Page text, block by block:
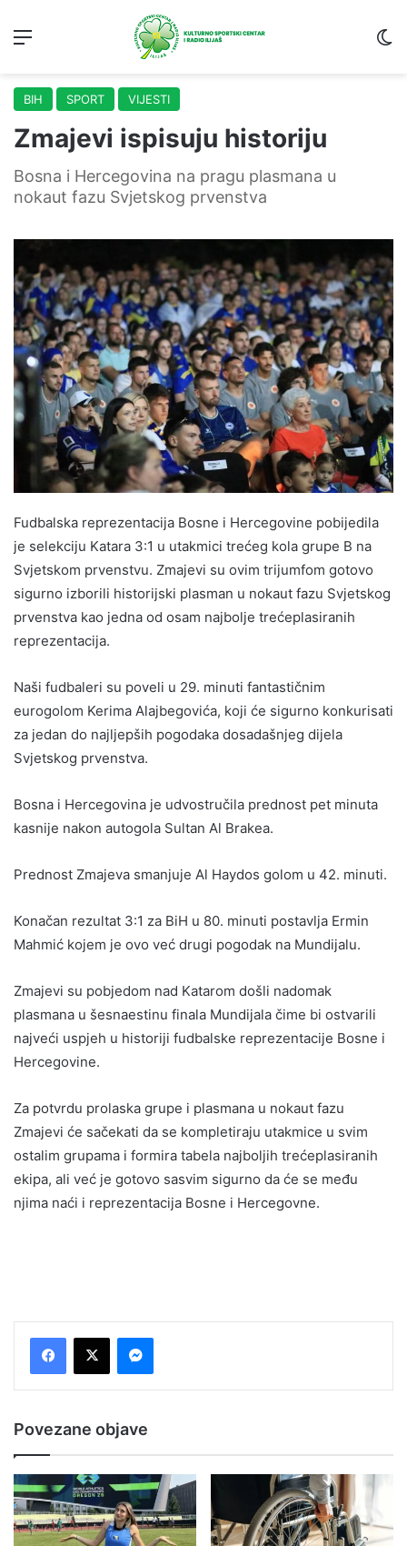
BIH SPORT VIJESTI
Zmajevi ispisuju historiju
Bosna i Hercegovina na pragu plasmana u
nokaut fazu Svjetskog prvenstva
Fudbalska reprezentacija Bosne i Hercegovine pobijedila
je selekciju Katara 3:1 u utakmici trećeg kola grupe B na
Svjetskom prvenstvu. Zmajevi su ovim trijumfom gotovo
sigurno izborili historijski plasman u nokaut fazu Svjetskog
prvenstva kao jedna od osam najbolje trećeplasiranih
reprezentacija.
Naši fudbaleri su poveli u 29. minuti fantastičnim
eurogolom Kerima Alajbegovića, koji će sigurno konkurisati
za jedan do najljepših pogodaka dosadašnjeg dijela
Svjetskog prvenstva.
Bosna i Hercegovina je udvostručila prednost pet minuta
kasnije nakon autogola Sultan Al Brakea.
Prednost Zmajeva smanjuje Al Haydos golom u 42. minuti.
Konačan rezultat 3:1 za BiH u 80. minuti postavlja Ermin
Mahmić kojem je ovo već drugi pogodak na Mundijalu.
Zmajevi su pobjedom nad Katarom došli nadomak
plasmana u šesnaestinu finala Mundijala čime bi ostvarili
najveći uspjeh u historiji fudbalske reprezentacije Bosne i
Hercegovine.
Za potvrdu prolaska grupe i plasmana u nokaut fazu
Zmajevi će sačekati da se kompletiraju utakmice u svim
ostalim grupama i formira tabela najboljih trećeplasiranih
ekipa, ali već je gotovo sasvim sigurno da će se među
njima naći i reprezentacija Bosne i Hercegovne.
Povezane objave